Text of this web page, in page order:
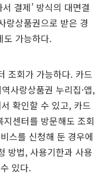
결제’ 방식의 대면결
랑상품권으로 받은 경
도 가능하다.
조회가 가능하다. 카드
사랑상품권 누리집·앱,
확인할 수 있고, 카드
센터를 방문해도 조회
스를 신청해 둔 경우에
방법, 사용기한과 사용
있다.